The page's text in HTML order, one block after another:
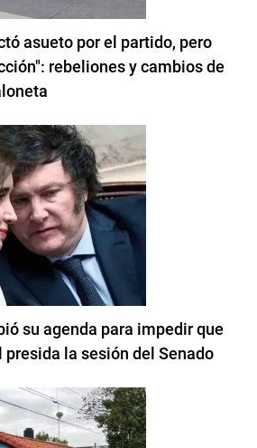
asueto por el partido, pero
rebeliones y cambios de
su agenda para impedir que
la sesión del Senado